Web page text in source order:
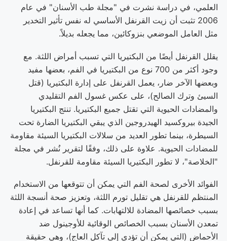
العلمي، في دراسة نشرت في "مجلة طب الأسنان" في عام
2006 تثبت أن زيت القرنفل الأساسي له نفس تأثير التخدير
مثل العامل الموضعي بنزوكائين، مما يجعله بديلاً.
يقلل القرنفل أيضًا من البكتيريا التي تسبب أمراض اللثة. مع
وجود أكثر من 700 نوع من البكتيريا في الفم، بعضها مفيد
وبعضها الآخر ضار، يعمل القرنفل على إدارة البكتيريا (قتل
السيئ وترك الصالح)، على عكس غسول الفم التقليدي
والمضادات الحيوية التي تقتل جميع البكتيريا. تنتج البكتيريا
الجيدة بيروكسيد الهيدروجين الذي يبقي البكتيريا الضارة تحت
السيطرة، بينما تطور العديد من سلالات البكتيريا السيئة مقاومة
للمضادات الحيوية. علاوة على ذلك، وفقًا لتقرير نُشر في مجلة
"الخلاصة"، لا تطور البكتيريا السيئة مقاومة للقرنفل.
الفوائد الأخرى لصحة الفم التي يمكن أن تتوقعها من الاستخدام
المنتظم للقرنفل هي تقليل تورم اللثة، وتعزيز صحة أنسجة اللثة
بسبب خصائصها المضادة للالتهابات. كما أنها تساعد في إعادة
تمعدن الأسنان بسبب الخصائص الوقائية للأوجينول ضد
الأحماض (التي يمكن أن تؤدي إلى تآكل العاج)، وهي حقيقة